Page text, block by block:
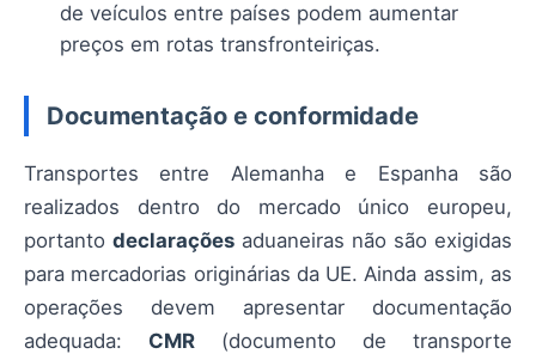
de veículos entre países podem aumentar
preços em rotas transfronteiriças.
Documentação e conformidade
Transportes entre Alemanha e Espanha são
realizados dentro do mercado único europeu,
portanto declarações aduaneiras não são exigidas
para mercadorias originárias da UE. Ainda assim, as
operações devem apresentar documentação
adequada: CMR (documento de transporte